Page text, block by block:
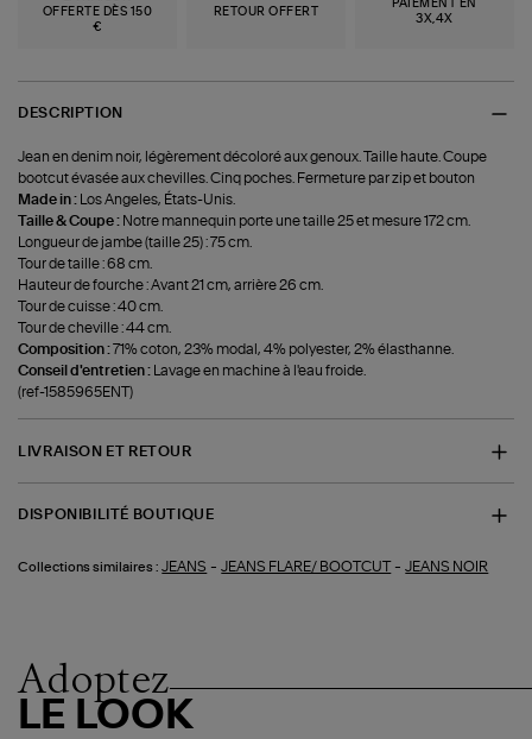
OFFERTE DÈS 150
€
RETOUR OFFERT
PAIEMENT EN
3X,4X
DESCRIPTION
Jean en denim noir, légèrement décoloré aux genoux. Taille haute. Coupe
bootcut évasée aux chevilles. Cinq poches. Fermeture par zip et bouton
Made in :
Los Angeles, États-Unis.
Taille & Coupe : Notre mannequin porte une taille 25 et mesure 172 cm.
Longueur de jambe (taille 25) : 75 cm.
Tour de taille : 68 cm.
Hauteur de fourche : Avant 21 cm, arrière 26 cm.
Tour de cuisse : 40 cm.
Tour de cheville : 44 cm.
Composition : 71% coton, 23% modal, 4% polyester, 2% élasthanne.
Conseil d'entretien :
Lavage en machine à l'eau froide.
(ref-1585965ENT)
LIVRAISON ET RETOUR
DISPONIBILITÉ BOUTIQUE
Collections similaires : JEANS -JEANS FLARE/ BOOTCUT-JEANS NOIR
Adoptez
LE LOOK